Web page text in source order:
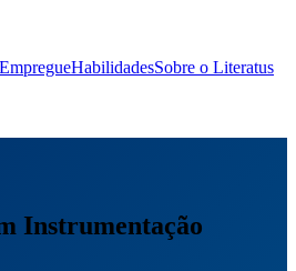
EmpregueHabilidadesSobre o Literatus
Instrumentação